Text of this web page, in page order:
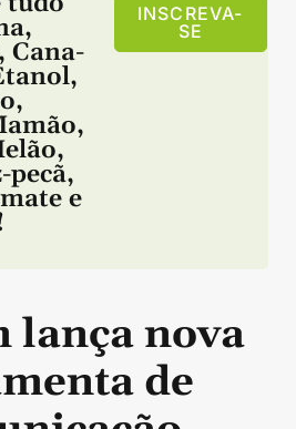
,
, Cana-
,
,
,
,
pecã,
e
INSCREVA-
SE
lança nova
de